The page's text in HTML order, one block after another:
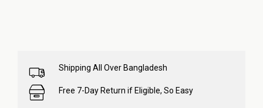
Shipping All Over Bangladesh
Free 7-Day Return if Eligible, So Easy